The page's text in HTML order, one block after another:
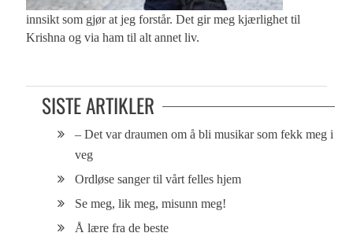
innsikt som gjør at jeg forstår. Det gir meg kjærlighet til
Krishna og via ham til alt annet liv.
SISTE ARTIKLER
– Det var draumen om å bli musikar som fekk meg i
veg
Ordløse sanger til vårt felles hjem
Se meg, lik meg, misunn meg!
Å lære fra de beste